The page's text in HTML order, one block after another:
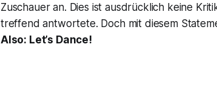
Zuschauer an. Dies ist ausdrücklich keine
treffend antwortete. Doch mit diesem
Also: Let’s Dance!